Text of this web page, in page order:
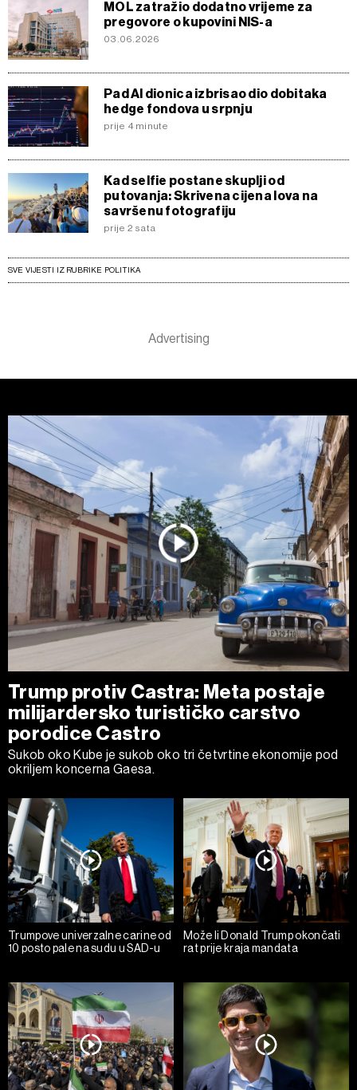
MOL zatražio dodatno vrijeme za
pregovore o kupovini NIS-a
03.06.2026
Pad AI dionica izbrisao dio dobitaka
hedge fondova u srpnju
prije 4 minute
Kad selfie postane skuplji od
putovanja: Skrivena cijena lova na
savršenu fotografiju
prije 2 sata
SVE VIJESTI IZ RUBRIKE POLITIKA
Trump protiv Castra: Meta postaje
milijardersko turističko carstvo
porodice Castro
Sukob oko Kube je sukob oko tri četvrtine ekonomije pod
okriljem koncerna Gaesa.
Trumpove univerzalne carine od
10 posto pale na sudu u SAD-u
Može li Donald Trump okončati
rat prije kraja mandata